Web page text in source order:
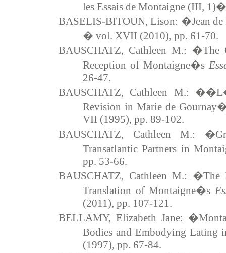
les Essais de Montaigne (III,
BASELIS-BITOUN, Lison: �Jean
� vol. XVII (2010), pp. 61-70.
BAUSCHATZ, Cathleen M.: �The
Reception of Montaigne�s
26-47.
BAUSCHATZ, Cathleen M.:
Revision in Marie de
VII (1995), pp. 89-102.
BAUSCHATZ, Cathleen M.:
Transatlantic Partners in
pp. 53-66.
BAUSCHATZ, Cathleen M.: �The
Translation of Montaigne�s
(2011), pp. 107-121.
BELLAMY, Elizabeth Jane:
Bodies and Embodying
(1997), pp. 67-84.